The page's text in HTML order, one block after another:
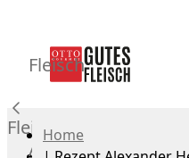
Fleisch
Fleisch
Alle
Home